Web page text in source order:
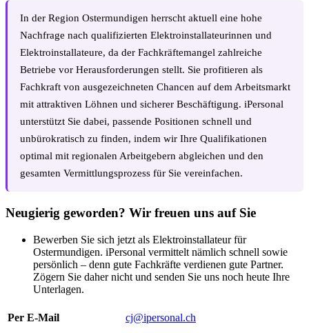
In der Region Ostermundigen herrscht aktuell eine hohe
Nachfrage nach qualifizierten Elektroinstallateurinnen und
Elektroinstallateure, da der Fachkräftemangel zahlreiche
Betriebe vor Herausforderungen stellt. Sie profitieren als
Fachkraft von ausgezeichneten Chancen auf dem Arbeitsmarkt
mit attraktiven Löhnen und sicherer Beschäftigung. iPersonal
unterstützt Sie dabei, passende Positionen schnell und
unbürokratisch zu finden, indem wir Ihre Qualifikationen
optimal mit regionalen Arbeitgebern abgleichen und den
gesamten Vermittlungsprozess für Sie vereinfachen.
Neugierig geworden? Wir freuen uns auf Sie
Bewerben Sie sich jetzt als Elektroinstallateur für
Ostermundigen. iPersonal vermittelt nämlich schnell sowie
persönlich – denn gute Fachkräfte verdienen gute Partner.
Zögern Sie daher nicht und senden Sie uns noch heute Ihre
Unterlagen.
Per E-Mail
cj@ipersonal.ch